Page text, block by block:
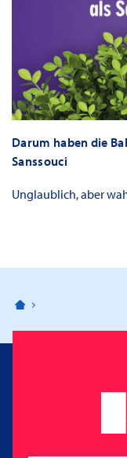
Darum haben die
Sanssouci
Unglaublich, aber
Bahnhofspassagen